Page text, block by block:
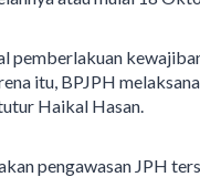
pemberlakuan
itu, BPJPH
Haikal Hasan.
pengawasan JPH